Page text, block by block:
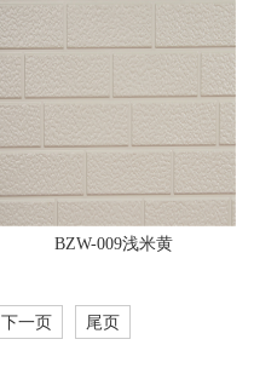
BZW-009浅米黄
下一页 尾页